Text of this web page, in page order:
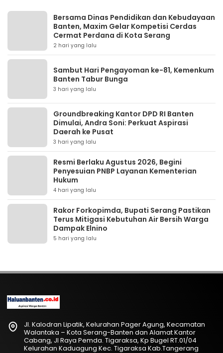
Bersama Dinas Pendidikan dan Kebudayaan
Banten, Maxim Gelar Kompetisi Cerdas
Cermat Perdana di Kota Serang
2 hari yang lalu
Sambut Hari Pengayoman ke-81, Kemenkum
Banten Tabur Bunga
3 hari yang lalu
Groundbreaking Kantor DPD RI Banten
Dimulai, Andra Soni: Perkuat Aspirasi
Daerah ke Pusat
3 hari yang lalu
Resmi Berlaku Agustus 2026, Begini
Penyesuian PNBP Layanan Kementerian
Hukum
4 hari yang lalu
Rakor Forkopimda, Bupati Serang Pastikan
Terus Mitigasi Kebutuhan Air Bersih Warga
Dampak Elnino
5 hari yang lalu
Jl. Kalodran Lipatik, Kelurahan Pager Agung, Kecamatan
Walantaka – Kota Serang-Banten dan Alamat Kantor
Cabang, Jl Raya Pemda. Tigaraksa, Kp Bugel RT.01/04
Kelurahan Kaduagung Kec. Tigaraksa Kab.Tangerang